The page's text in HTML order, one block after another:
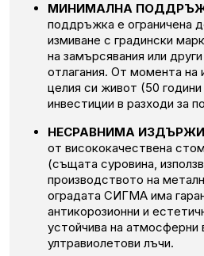
МИНИМАЛНА
поддръжка е ограничена
измиване с градински
на замърсявания или
отлагания. От момента на
целия си живот (50
инвестиции в разходи за
НЕСРАВНИМА
от висококачествена
(същата суровина,
производството на
оградата СИГМА има
антикорозионни и
устойчива на атмосферни
ултравиолетови лъчи.